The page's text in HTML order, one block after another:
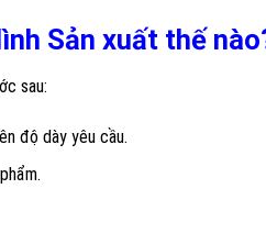
Sản xuất thế
sau:
độ dày yêu cầu.